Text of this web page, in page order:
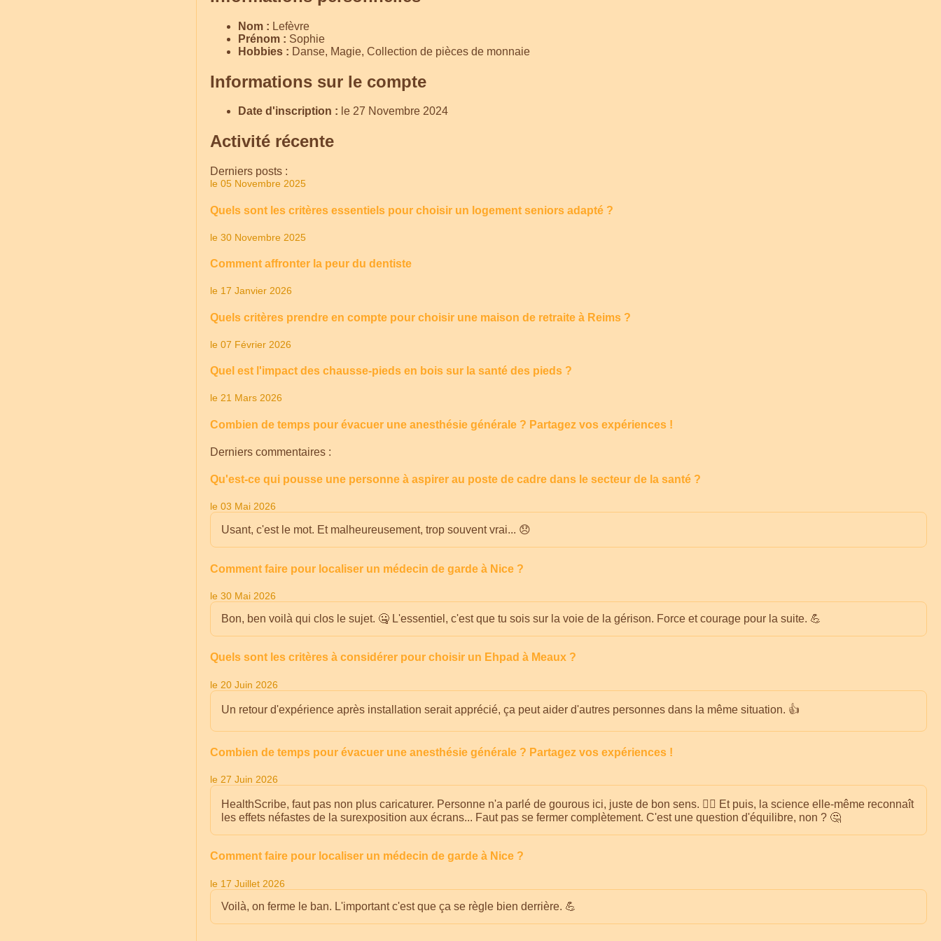
Nom : Lefèvre
Prénom : Sophie
Hobbies : Danse, Magie, Collection de pièces de monnaie
Informations sur le compte
Date d'inscription : le 27 Novembre 2024
Activité récente
Derniers posts :
le 05 Novembre 2025
Quels sont les critères essentiels pour choisir un logement seniors adapté ?
le 30 Novembre 2025
Comment affronter la peur du dentiste
le 17 Janvier 2026
Quels critères prendre en compte pour choisir une maison de retraite à Reims ?
le 07 Février 2026
Quel est l'impact des chausse-pieds en bois sur la santé des pieds ?
le 21 Mars 2026
Combien de temps pour évacuer une anesthésie générale ? Partagez vos expériences !
Derniers commentaires :
Qu'est-ce qui pousse une personne à aspirer au poste de cadre dans le secteur de la santé ?
le 03 Mai 2026
Usant, c'est le mot. Et malheureusement, trop souvent vrai... 😞
Comment faire pour localiser un médecin de garde à Nice ?
le 30 Mai 2026
Bon, ben voilà qui clos le sujet. 🤐 L'essentiel, c'est que tu sois sur la voie de la gérison. Force et courage pour la suite. 💪
Quels sont les critères à considérer pour choisir un Ehpad à Meaux ?
le 20 Juin 2026
Un retour d'expérience après installation serait apprécié, ça peut aider d'autres personnes dans la même situation. 👍
Combien de temps pour évacuer une anesthésie générale ? Partagez vos expériences !
le 27 Juin 2026
HealthScribe, faut pas non plus caricaturer. Personne n'a parlé de gourous ici, juste de bon sens. 🤷‍♀️ Et puis, la science elle-même reconnaît
les effets néfastes de la surexposition aux écrans... Faut pas se fermer complètement. C'est une question d'équilibre, non ? 🤔
Comment faire pour localiser un médecin de garde à Nice ?
le 17 Juillet 2026
Voilà, on ferme le ban. L'important c'est que ça se règle bien derrière. 💪